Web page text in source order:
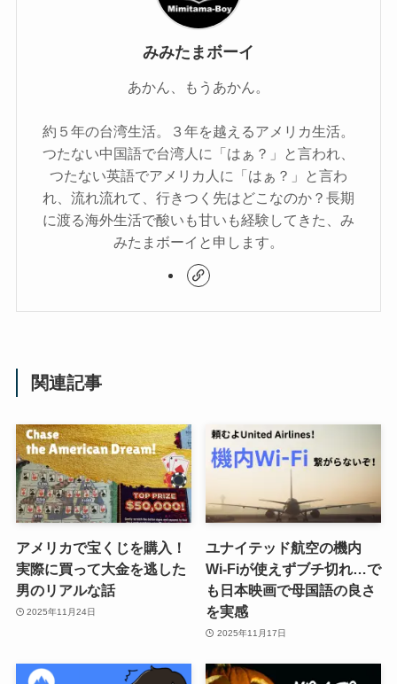
みみたまボーイ
あかん、もうあかん。
約５年の台湾生活。３年を越えるアメリカ生活。
つたない中国語で台湾人に「はぁ？」と言われ、
つたない英語でアメリカ人に「はぁ？」と言わ
れ、流れ流れて、行きつく先はどこなのか？長期
に渡る海外生活で酸いも甘いも経験してきた、み
みたまボーイと申します。
関連記事
アメリカで宝くじを購入！
実際に買って大金を逃した
男のリアルな話
2025年11月24日
ユナイテッド航空の機内
Wi-Fiが使えずブチ切れ…で
も日本映画で母国語の良さ
を実感
2025年11月17日